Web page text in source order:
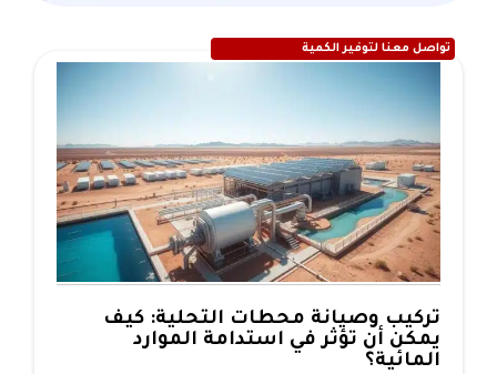
تواصل معنا لتوفير الكمية
تركيب وصيانة محطات التحلية: كيف
يمكن أن تؤثر في استدامة الموارد
المائية؟